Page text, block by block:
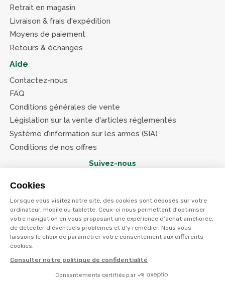
Cookies
Lorsque vous visitez notre site, des cookies sont déposés sur votre
ordinateur, mobile ou tablette. Ceux-ci nous permettent d'optimiser
votre navigation en vous proposant une expérience d'achat améliorée,
de détecter d'éventuels problèmes et d'y remédier. Nous vous
laissons le choix de paramétrer votre consentement aux différents
cookies.
Consulter notre politique de confidentialité
Consentements certifiés par
Retrait en magasin
Livraison & frais d'expédition
Moyens de paiement
Retours & échanges
Aide
Contactez-nous
FAQ
Conditions générales de vente
Législation sur la vente d'articles réglementés
Système d’information sur les armes (SIA)
Conditions de nos offres
Suivez-nous
© Terres et eaux 2026
Politique de confidentialité
Mentions légales
CGV